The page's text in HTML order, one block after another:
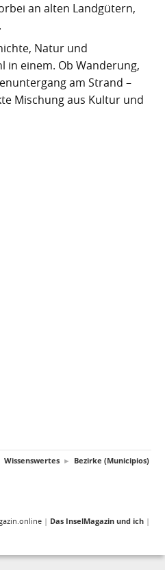
an alten Landgütern,
Natur und
in einem. Ob Wanderung,
am Strand –
Mischung aus Kultur und
Wissenswertes ► Bezirke (Municipios)
| Das InselMagazin und ich |